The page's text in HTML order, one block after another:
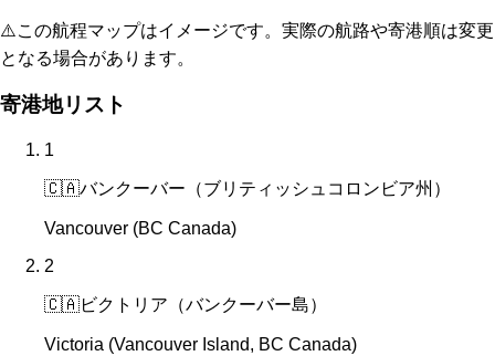
⚠️この航程マップはイメージです。実際の航路や寄港順は変更
となる場合があります。
寄港地リスト
1
🇨🇦バンクーバー（ブリティッシュコロンビア州）
Vancouver (BC Canada)
2
🇨🇦ビクトリア（バンクーバー島）
Victoria (Vancouver Island, BC Canada)